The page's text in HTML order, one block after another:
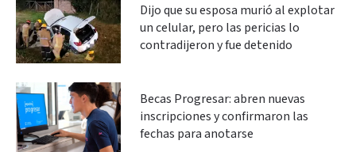
Dijo que su esposa murió al explotar
un celular, pero las pericias lo
contradijeron y fue detenido
Becas Progresar: abren nuevas
inscripciones y confirmaron las
fechas para anotarse